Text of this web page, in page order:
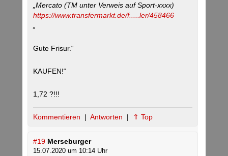
„Mercato (TM unter Verweis auf Sport-xxxx)
https://www.transfermarkt.de/f.....ler/458466
Gute Frisur.“
KAUFEN!“
1,72 ?!!!
Kommentieren | Antworten | ⇑ Top
#19 Merseburger
15.07.2020 um 10:14 Uhr